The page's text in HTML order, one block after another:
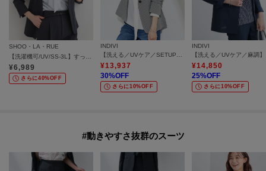
SHOO・LA・RUE
¥6,989
さらに40%OFF
INDIVI
¥13,937
30%OFF
さらに10%OFF
INDIVI
¥14,850
25%OFF
さらに10%OFF
#動きやすさ抜群のスーツ